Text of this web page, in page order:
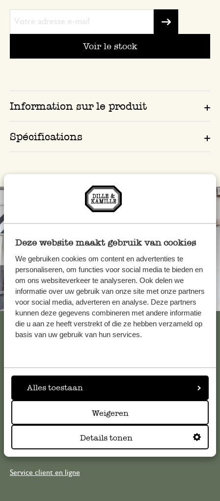
Deze website maakt gebruik van cookies
We gebruiken cookies om content en advertenties te
personaliseren, om functies voor social media te bieden en
om ons websiteverkeer te analyseren. Ook delen we
informatie over uw gebruik van onze site met onze partners
voor social media, adverteren en analyse. Deze partners
kunnen deze gegevens combineren met andere informatie
die u aan ze heeft verstrekt of die ze hebben verzameld op
basis van uw gebruik van hun services.
Alles toestaan
Weigeren
Details tonen
Voir le stock
Information sur le produit
Spécifications
Toujours à proximité
Voir les 62 magasins
Service clientèle
Pour toute question ou demande de conseil ou d’aide,
veuillez contacter notre service clientèle. Ou retrouvez ici
questions les plus fréquemment posées
Service client en ligne